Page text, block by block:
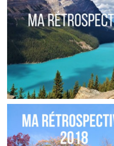
MA RÉTROSPECTIVE
Audrey
MA RÉTROSPECTIVE DE
Audrey